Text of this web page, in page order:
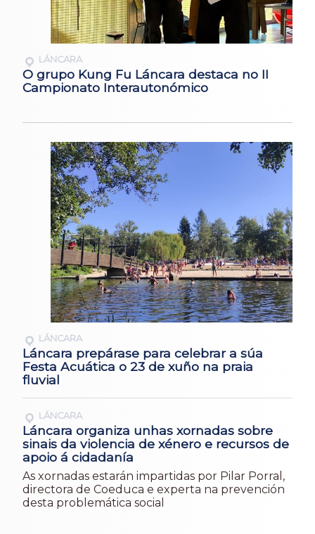
LÁNCARA
O grupo Kung Fu Láncara destaca no II
Campionato Interautonómico
LÁNCARA
Láncara prepárase para celebrar a súa
Festa Acuática o 23 de xuño na praia
fluvial
LÁNCARA
Láncara organiza unhas xornadas sobre
sinais da violencia de xénero e recursos de
apoio á cidadanía
As xornadas estarán impartidas por Pilar Porral,
directora de Coeduca e experta na prevención
desta problemática social